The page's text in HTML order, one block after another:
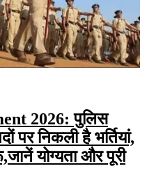
2026: पुलिस
पर निकली है भर्तियां,
योग्यता और पूरी